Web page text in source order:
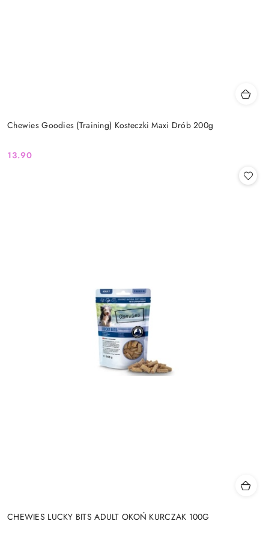
Chewies Goodies (Training) Kosteczki Maxi Drób 200g
Cena:
13.90
CHEWIES LUCKY BITS ADULT OKOŃ KURCZAK 100G